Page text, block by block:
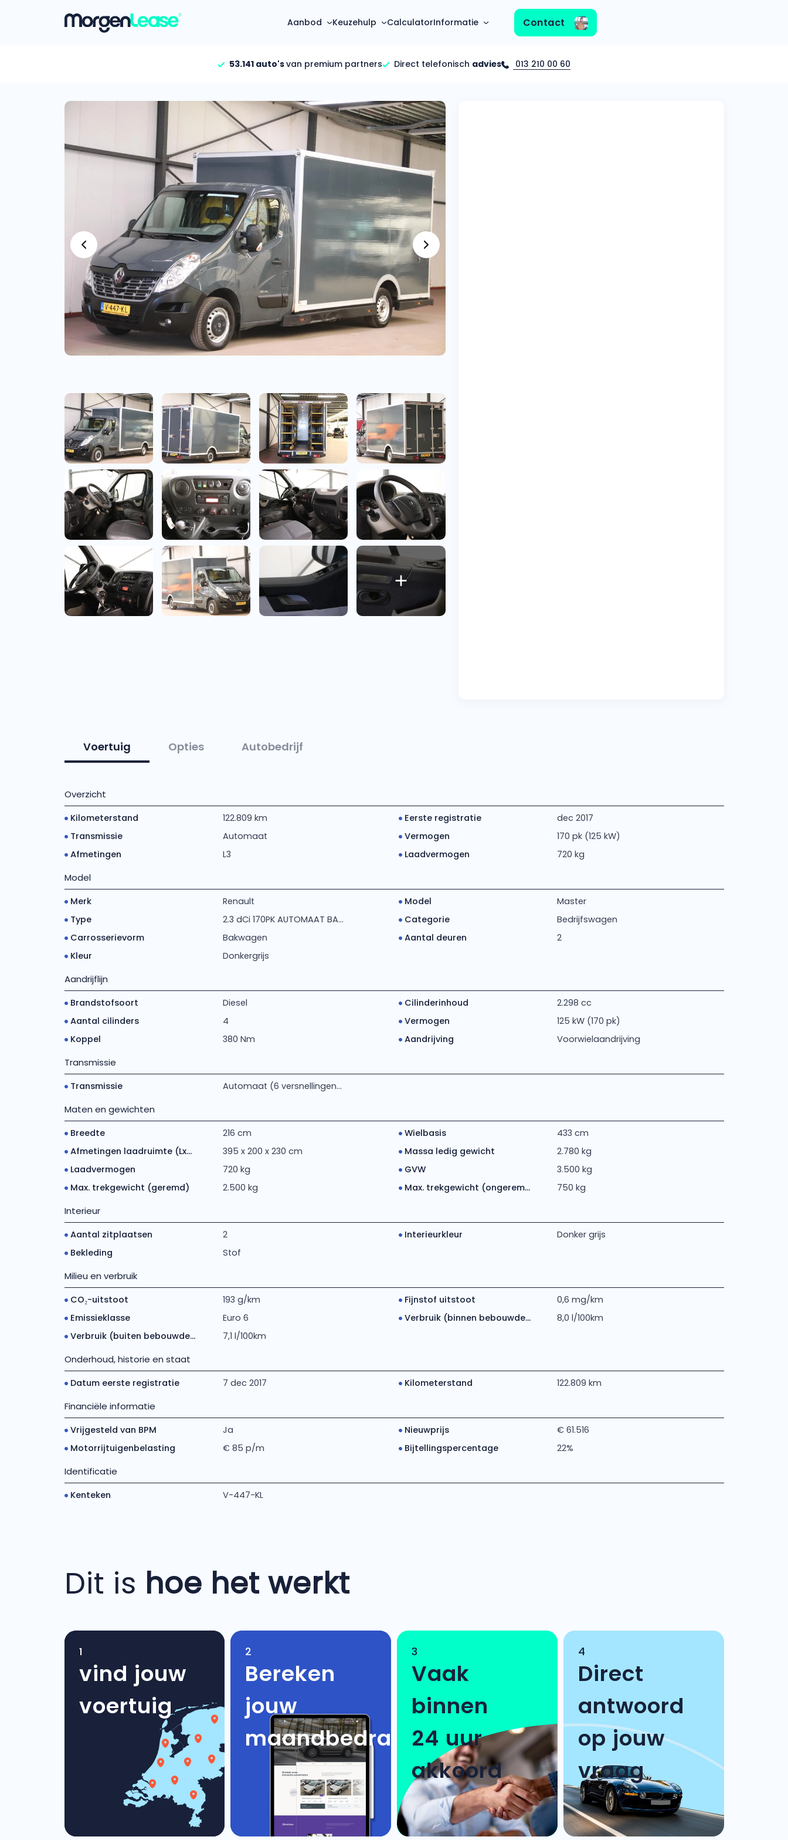
Aanbod
Gehele aanbod
Bekijk volledig aanbod
Gezinsauto’s
Bekijk alle gezinsauto’s
Hele aanbod
Bekijk alle stadsauto’s
EV’s/Hybrides
Bekijk alle electrische auto’s
Bedrijfswagens
Bekijk alle bedrijfswagens
Budgetwagens
Bekijk alle budgetwagens
Mercedes-Benz
(3500+ auto's)
(4500+ auto's)
(1000+ auto's)
(2000+ auto's)
BMW
(2000+ auto's)
Keuzehulp
Hoeveel kan ik lenen?
Bereken in één minuut
Calculator
Maandbedrag berekenen
Offerte vergelijken
Wij geven jou een betere deal
CalculatorInformatie
Over ons
Gehele FAQ’s
Bekijk volledige FAQ’s
Zakelijk
Vragen over zakelijk
Particulier
Vragen over particulier
Jouw aanvraag
Vragen over jouw aanvraag
Leasevormen
Vragen over leasevormen
Contact
53.141 auto'svan premium partners Direct telefonisch advies 013 210 00 60
Voertuig Opties Autobedrijf
Overzicht
Kilometerstand 122.809 km Eerste registratie
dec 2017
Transmissie
Automaat Vermogen
170 pk (125 kW)
Afmetingen
L3 Laadvermogen 720 kg
Model
Merk Renault Model
Master
Type
2.3 dCi 170PK AUTOMAAT BA... Categorie
Bedrijfswagen
Carrosserievorm
Bakwagen Aantal deuren
2
Kleur
Donkergrijs
Aandrijflijn
Brandstofsoort Diesel Cilinderinhoud
2.298 cc
Aantal cilinders
4 Vermogen
125 kW (170 pk)
Koppel
380 Nm Aandrijving Voorwielaandrijving
Transmissie
Transmissie Automaat (6 versnellingen...
Maten en gewichten
Breedte 216 cm Wielbasis
433 cm
Afmetingen laadruimte (Lx...
395 x 200 x 230 cm Massa ledig gewicht
2.780 kg
Laadvermogen
720 kg GVW
3.500 kg
Max. trekgewicht (geremd)
2.500 kg Max. trekgewicht (ongerem... 750 kg
Interieur
Aantal zitplaatsen 2 Interieurkleur
Donker grijs
Bekleding
Stof
Milieu en verbruik
CO₂-uitstoot 193 g/km Fijnstof uitstoot
0,6 mg/km
Emissieklasse
Euro 6 Verbruik (binnen bebouwde...
8,0 l/100km
Verbruik (buiten bebouwde...
7,1 l/100km
Onderhoud, historie en staat
Datum eerste registratie 7 dec 2017 Kilometerstand 122.809 km
Financiële informatie
Vrijgesteld van BPM Ja Nieuwprijs
€ 61.516
Motorrijtuigenbelasting
€ 85 p/m Bijtellingspercentage 22%
Identificatie
Kenteken V-447-KL
Dit is hoe het werkt
1
vind jouw
voertuig
2
Bereken
jouw
maandbedrag
3
Vaak
binnen
24 uur
akkoord
4
Direct
antwoord
op jouw
vraag